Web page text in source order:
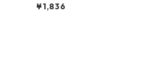
バナナハード
¥1,836